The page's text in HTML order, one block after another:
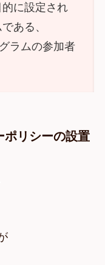
に設定され
ある、
ラムの参加者
リシーの設置